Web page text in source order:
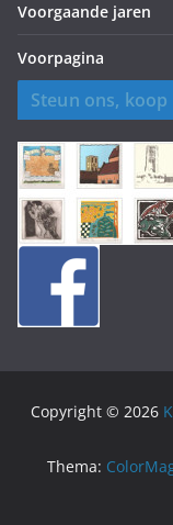
Voorgaande jaren
Voorpagina
Steun ons,
Copyright © 2026
Thema: